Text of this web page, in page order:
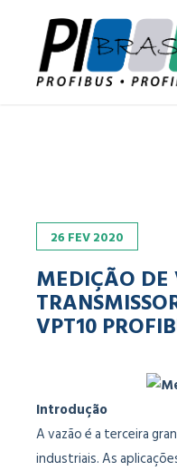
26 FEV2020
MEDIÇÃO
VPT10
Introdução
A vazão é a terceira
industriais. As